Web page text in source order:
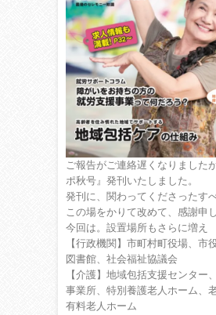
ご報告がご連絡遅くなりました
ポ秋号』発刊いたしました。
発刊に、関わってくださったす
この場をかりて改めて、感謝申
今回は。設置場所もさらに増え
【行政機関】市町村町役場、市
図書館、社会福祉協議会
【介護】地域包括支援センター
事業所、特別養護老人ホーム、
有料老人ホーム